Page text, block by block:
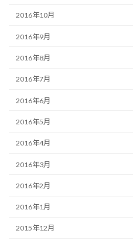
2016年10月
2016年9月
2016年8月
2016年7月
2016年6月
2016年5月
2016年4月
2016年3月
2016年2月
2016年1月
2015年12月